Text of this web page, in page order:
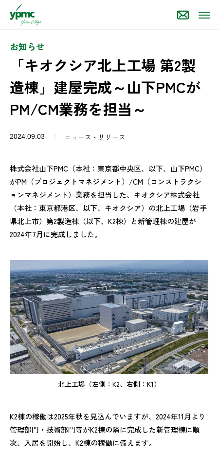
お知らせ
「キオクシア北上工場 第2製
造棟」建屋完成～山下PMCが
PM/CM業務を担当～
2024.09.03 ニュース・リリース
株式会社山下PMC（本社：東京都中央区、以下、山下PMC）
がPM（プロジェクトマネジメント）/CM（コンストラクシ
ョンマネジメント）業務を担当した、キオクシア株式会社
（本社：東京都港区、以下、キオクシア）の北上工場（岩手
県北上市）第2製造棟（以下、K2棟）と新管理棟の建屋が
2024年7月に完成しました。
北上工場（左側：K2、右側：K1）
K2棟の稼働は2025年秋を見込んでいますが、2024年11月より
管理部門・技術部門等がK2棟の隣に完成した新管理棟に順
次、入居を開始し、K2棟の稼働に備えます。